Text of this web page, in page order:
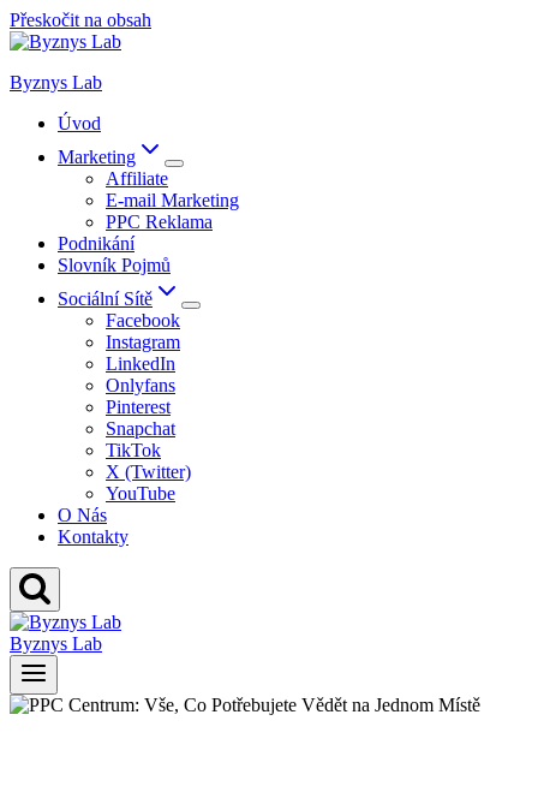
Přeskočit na obsah
Byznys Lab
Úvod
Marketing
Affiliate
E-mail Marketing
PPC Reklama
Podnikání
Slovník Pojmů
Sociální Sítě
Facebook
Instagram
LinkedIn
Onlyfans
Pinterest
Snapchat
TikTok
X (Twitter)
YouTube
O Nás
Kontakty
Byznys Lab